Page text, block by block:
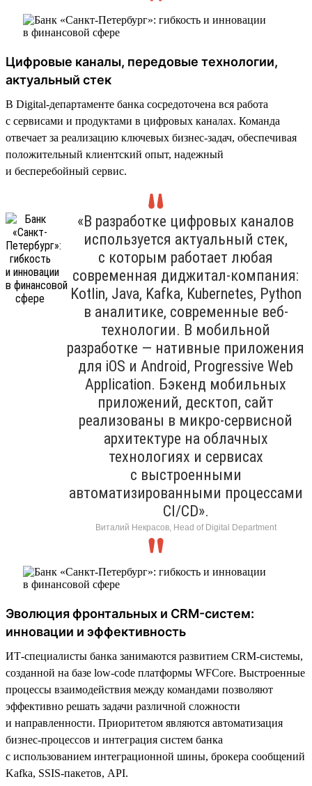
Цифровые каналы, передовые технологии,
актуальный стек
В Digital-департаменте банка сосредоточена вся работа
с сервисами и продуктами в цифровых каналах. Команда
отвечает за реализацию ключевых бизнес-задач, обеспечивая
положительный клиентский опыт, надежный
и бесперебойный сервис.
«В разработке цифровых каналов
используется актуальный стек,
с которым работает любая
современная диджитал-компания:
Kotlin, Java, Kafka, Kubernetes, Python
в аналитике, современные веб-
технологии. В мобильной
разработке — нативные приложения
для iOS и Android, Progressive Web
Application. Бэкенд мобильных
приложений, десктоп, сайт
реализованы в микро-сервисной
архитектуре на облачных
технологиях и сервисах
с выстроенными
автоматизированными процессами
CI/CD».
Виталий Некрасов, Head of Digital Department
Эволюция фронтальных и CRM-систем:
инновации и эффективность
ИТ-специалисты банка занимаются развитием CRM-системы,
созданной на базе low-code платформы WFСore. Выстроенные
процессы взаимодействия между командами позволяют
эффективно решать задачи различной сложности
и направленности. Приоритетом являются автоматизация
бизнес-процессов и интеграция систем банка
с использованием интеграционной шины, брокера сообщений
Kafka, SSIS-пакетов, API.